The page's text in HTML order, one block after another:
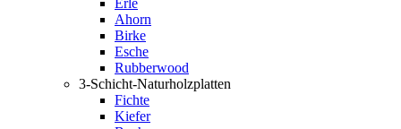
Erle
Ahorn
Birke
Esche
Rubberwood
3-Schicht-Naturholzplatten
Fichte
Kiefer